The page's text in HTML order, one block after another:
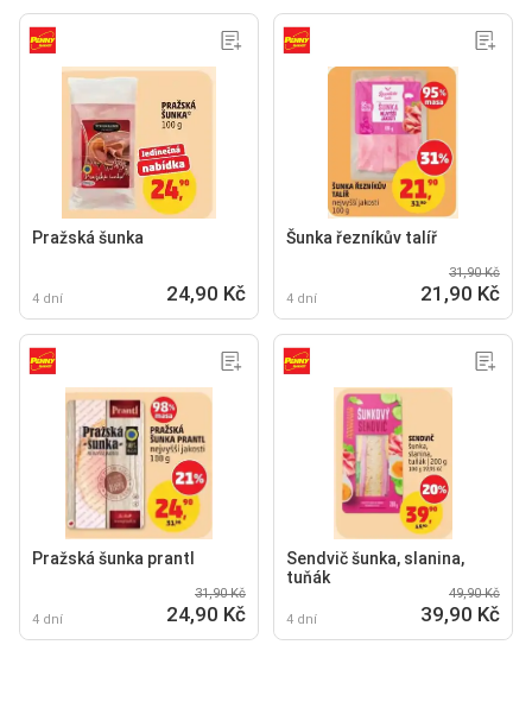
Pražská šunka
4 dní 24,90 Kč
Šunka řezníkův talíř
4 dní
31,90 Kč
21,90 Kč
Pražská šunka prantl
4 dní
31,90 Kč
24,90 Kč
Sendvič šunka, slanina,
tuňák
4 dní
49,90 Kč
39,90 Kč